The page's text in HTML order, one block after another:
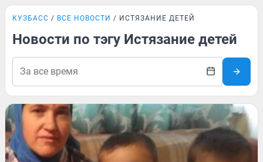
КУЗБАСС ВСЕ НОВОСТИ ИСТЯЗАНИЕ ДЕТЕЙ
Новости по тэгу Истязание детей